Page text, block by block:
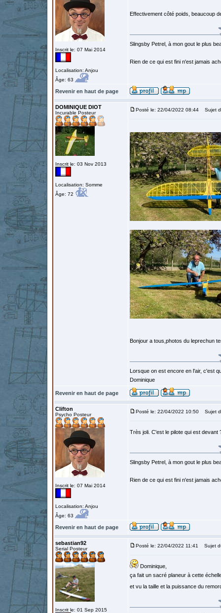
Inscrit le: 07 Mai 2014
Localisation: Anjou
Âge: 63
Effectivement côté poids, beaucoup
Slingsby Petrel, à mon gout le plus
Rien de ce qui est fini n'est jamais
Revenir en haut de page
DOMINIQUE DIOT
Incurable Posteur
Inscrit le: 03 Nov 2013
Localisation: Somme
Âge: 72
Posté le: 22/04/2022 08:44 Sujet
Bonjour a tous,photos du leprechun
Lorsque on est encore en l'air, c'est
Dominique
Revenir en haut de page
Clifton
Psycho Posteur
Inscrit le: 07 Mai 2014
Localisation: Anjou
Âge: 63
Posté le: 22/04/2022 10:50 Sujet
Très joli. C'est le pilote qui est devant
Slingsby Petrel, à mon gout le plus
Rien de ce qui est fini n'est jamais
Revenir en haut de page
sebastian92
Serial Posteur
Inscrit le: 01 Sep 2015
Posté le: 22/04/2022 11:41 Sujet
Dominique,
ça fait un sacré planeur à cette
et vu la taille et la puissance du